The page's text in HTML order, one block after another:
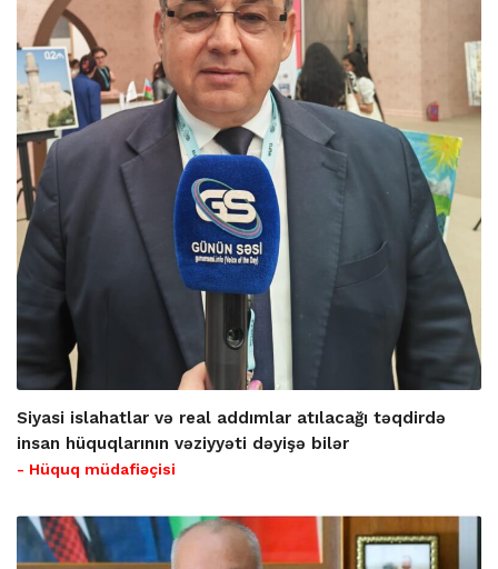
Siyasi islahatlar və real addımlar atılacağı təqdirdə
insan hüquqlarının vəziyyəti dəyişə bilər
- Hüquq müdafiəçisi